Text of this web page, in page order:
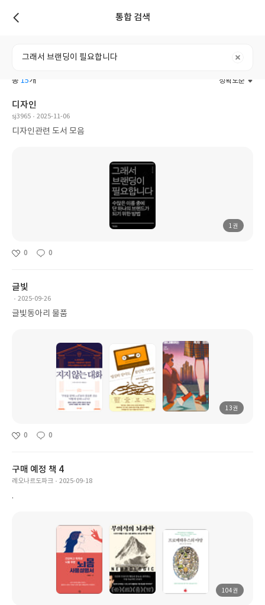
통합 검색
도서 리뷰
총 15개 정확도순
디자인
sj3965 2025-11-06
디자인관련 도서 모음
1권
0 0
글빛
2025-09-26
글빛동아리 물품
13권
0 0
구매 예정 책 4
레오나르도파크 2025-09-18
.
104권